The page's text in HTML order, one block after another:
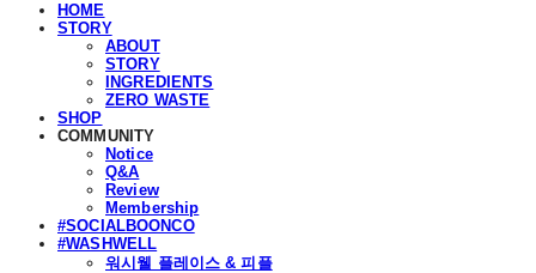
HOME
STORY
ABOUT
STORY
INGREDIENTS
ZERO WASTE
SHOP
COMMUNITY
Notice
Q&A
Review
Membership
#SOCIALBOONCO
#WASHWELL
워시웰 플레이스 & 피플